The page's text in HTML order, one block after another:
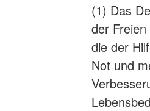
(1) Das
der
die der
Not und